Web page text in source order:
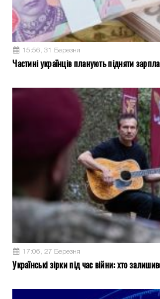
15:56, 31 Березня
Частині українців планують підняти
17:06, 27 Березня
Українські зірки під час війни: хто